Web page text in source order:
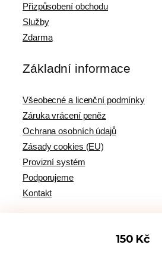
Přizpůsobení obchodu
Služby
Zdarma
Základní informace
Všeobecné a licenční podmínky
Záruka vrácení peněz
Ochrana osobních údajů
Zásady cookies (EU)
Provizní systém
Podporujeme
Kontakt
150 Kč